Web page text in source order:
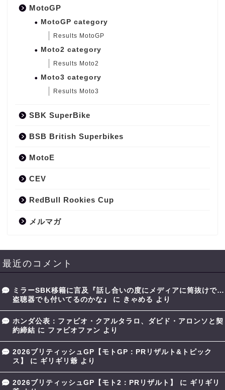
MotoGP
MotoGP category
Results MotoGP
Moto2 category
Results Moto2
Moto3 category
Results Moto3
SBK SuperBike
BSB British Superbikes
MotoE
CEV
RedBull Rookies Cup
メルマガ
最近のコメント
ミラーSBK移籍に言及『話し合いの度にメディアに筒抜けで…
盗聴器でも付いてるのかな』
に きゃめる より
ホンダ公表：ファビオ・クアルタラロ、ダビド・アロンソと契
約締結 に ファビオファン より
2026ブリティッシュGP【モトGP：PRリザルト&トピック
ス】
に ギリギリ爺 より
2026ブリティッシュGP【モト2：PRリザルト】 に ギリギリ